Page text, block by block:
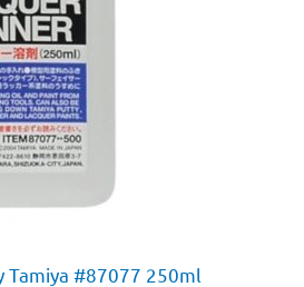
Tamiya #87077 250ml